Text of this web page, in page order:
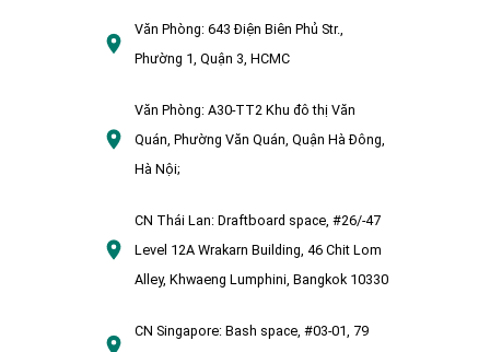
Văn Phòng:643 Điện Biên Phủ Str.,
Phường 1, Quận 3, HCMC
Văn Phòng:A30-TT2 Khu đô thị Văn
Quán, Phường Văn Quán, Quận Hà Đông,
Hà Nội;
CN Thái Lan: Draftboard space, #26/-47
Level 12A Wrakarn Building, 46 Chit Lom
Alley, Khwaeng Lumphini, Bangkok 10330
CN Singapore: Bash space, #03-01, 79